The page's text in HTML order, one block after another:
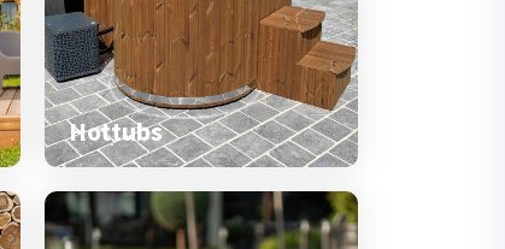
Hottubs